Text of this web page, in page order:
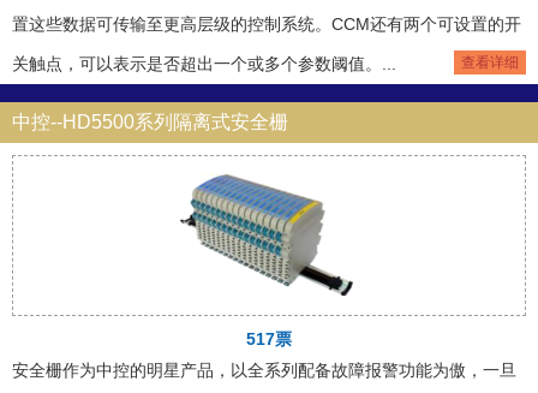
置这些数据可传输至更高层级的控制系统。CCM还有两个可设置的开
关触点，可以表示是否超出一个或多个参数阈值。... 查看详细
中控--HD5500系列隔离式安全栅
517票
安全栅作为中控的明星产品，以全系列配备故障报警功能为傲，一旦